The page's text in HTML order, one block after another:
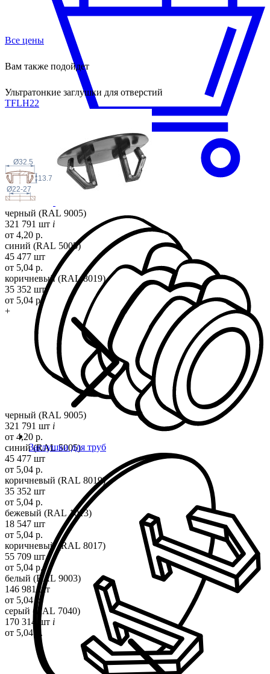
Заглушки для труб
Все цены
Вам также подойдет
Ультратонкие заглушки для отверстий
TFLH22
13.7
Ø22-27
Ø32.5
черный (RAL 9005)
321 791 шт i
от 4,20 р.
синий (RAL 5005)
45 477 шт
от 5,04 р.
коричневый (RAL 8019)
35 352 шт
от 5,04 р.
+
черный (RAL 9005)
321 791 шт i
от 4,20 р.
синий (RAL 5005)
45 477 шт
от 5,04 р.
коричневый (RAL 8019)
35 352 шт
от 5,04 р.
бежевый (RAL 1013)
18 547 шт
от 5,04 р.
коричневый (RAL 8017)
55 709 шт
от 5,04 р.
белый (RAL 9003)
146 981 шт
от 5,04 р.
серый (RAL 7040)
170 314 шт i
от 5,04 р.